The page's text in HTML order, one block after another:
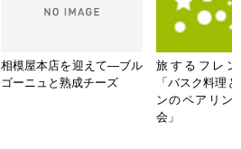
相模屋本店を迎えて―ブル
ゴーニュと熟成チーズ
旅するフレン
「バスク料理
ンのペアリン
会」